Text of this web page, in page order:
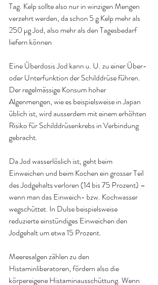
Tag. Kelp sollte also nur in winzigen Mengen
verzehrt werden, da schon 5 g Kelp mehr als
250 µg Jod, also mehr als den Tagesbedarf
liefern können
Eine Überdosis Jod kann u. U. zu einer Über-
oder Unterfunktion der Schilddrüse führen.
Der regelmässige Konsum hoher
Algenmengen, wie es beispielsweise in Japan
üblich ist, wird ausserdem mit einem erhöhten
Risiko für Schilddrüsenkrebs in Verbindung
gebracht.
Da Jod wasserlöslich ist, geht beim
Einweichen und beim Kochen ein grosser Teil
des Jodgehalts verloren (14 bis 75 Prozent) –
wenn man das Einweich- bzw. Kochwasser
wegschüttet. In Dulse beispielsweise
reduzierte einstündiges Einweichen den
Jodgehalt um etwa 15 Prozent.
Meeresalgen zählen zu den
Histaminliberatoren, fördern also die
körpereigene Histaminausschüttung. Wenn